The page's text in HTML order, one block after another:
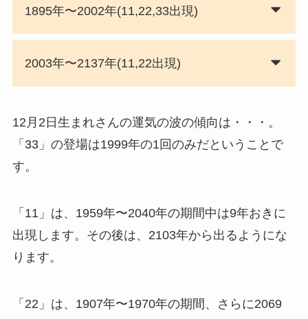
1895年〜2002年(11,22,33出現)
2003年〜2137年(11,22出現)
12月2日生まれさんの運気の波の傾向は・・・。
「33」の登場は1999年の1回のみだということで
す。
「11」は、1959年〜2040年の期間中は9年おきに
出現します。その後は、2103年から出るようにな
ります。
「22」は、1907年〜1970年の期間、さらに2069